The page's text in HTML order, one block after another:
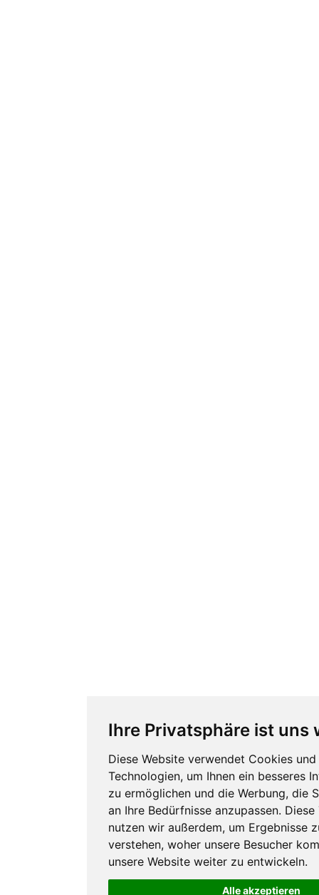
Ihre Privatsphäre ist uns
Diese Website verwendet Cookies
Technologien, um Ihnen ein besseres
zu ermöglichen und die Werbung, die
an Ihre Bedürfnisse anzupassen.
nutzen wir außerdem, um Ergebnisse
verstehen, woher unsere Besucher
unsere Website weiter zu entwickeln.
Alle akzeptieren